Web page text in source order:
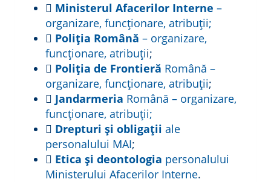
 Ministerul Afacerilor Interne –
organizare, funcționare, atribuții;
 Poliția Română – organizare,
funcționare, atribuții;
 Poliția de Frontieră Română –
organizare, funcționare, atribuții;
 Jandarmeria Română – organizare,
funcționare, atribuții;
 Drepturi și obligații ale
personalului MAI;
 Etica și deontologia personalului
Ministerului Afacerilor Interne.